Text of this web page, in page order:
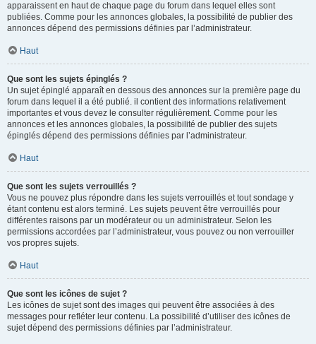
apparaissent en haut de chaque page du forum dans lequel elles sont
publiées. Comme pour les annonces globales, la possibilité de publier des
annonces dépend des permissions définies par l’administrateur.
Haut
Que sont les sujets épinglés ?
Un sujet épinglé apparaît en dessous des annonces sur la première page du
forum dans lequel il a été publié. il contient des informations relativement
importantes et vous devez le consulter régulièrement. Comme pour les
annonces et les annonces globales, la possibilité de publier des sujets
épinglés dépend des permissions définies par l’administrateur.
Haut
Que sont les sujets verrouillés ?
Vous ne pouvez plus répondre dans les sujets verrouillés et tout sondage y
étant contenu est alors terminé. Les sujets peuvent être verrouillés pour
différentes raisons par un modérateur ou un administrateur. Selon les
permissions accordées par l’administrateur, vous pouvez ou non verrouiller
vos propres sujets.
Haut
Que sont les icônes de sujet ?
Les icônes de sujet sont des images qui peuvent être associées à des
messages pour refléter leur contenu. La possibilité d’utiliser des icônes de
sujet dépend des permissions définies par l’administrateur.